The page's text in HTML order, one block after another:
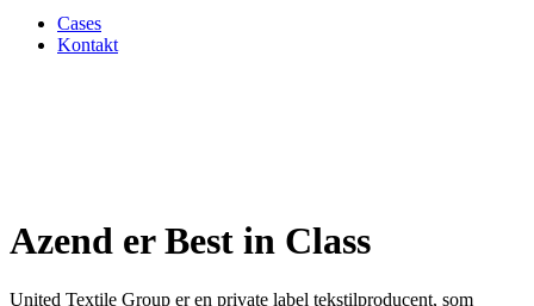
Cases
Kontakt
Azend er Best in Class
United Textile Group er en private label tekstilproducent, som